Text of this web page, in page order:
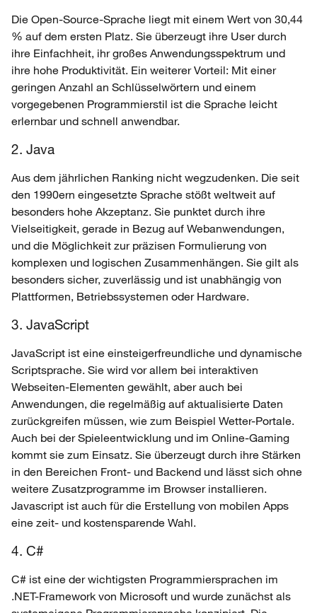
Die Open-Source-Sprache liegt mit einem Wert von 30,44
% auf dem ersten Platz. Sie überzeugt ihre User durch
ihre Einfachheit, ihr großes Anwendungsspektrum und
ihre hohe Produktivität. Ein weiterer Vorteil: Mit einer
geringen Anzahl an Schlüsselwörtern und einem
vorgegebenen Programmierstil ist die Sprache leicht
erlernbar und schnell anwendbar.
2. Java
Aus dem jährlichen Ranking nicht wegzudenken. Die seit
den 1990ern eingesetzte Sprache stößt weltweit auf
besonders hohe Akzeptanz. Sie punktet durch ihre
Vielseitigkeit, gerade in Bezug auf Webanwendungen,
und die Möglichkeit zur präzisen Formulierung von
komplexen und logischen Zusammenhängen. Sie gilt als
besonders sicher, zuverlässig und ist unabhängig von
Plattformen, Betriebssystemen oder Hardware.
3. JavaScript
JavaScript ist eine einsteigerfreundliche und dynamische
Scriptsprache. Sie wird vor allem bei interaktiven
Webseiten-Elementen gewählt, aber auch bei
Anwendungen, die regelmäßig auf aktualisierte Daten
zurückgreifen müssen, wie zum Beispiel Wetter-Portale.
Auch bei der Spieleentwicklung und im Online-Gaming
kommt sie zum Einsatz. Sie überzeugt durch ihre Stärken
in den Bereichen Front- und Backend und lässt sich ohne
weitere Zusatzprogramme im Browser installieren.
Javascript ist auch für die Erstellung von mobilen Apps
eine zeit- und kostensparende Wahl.
4. C#
C# ist eine der wichtigsten Programmiersprachen im
.NET-Framework von Microsoft und wurde zunächst als